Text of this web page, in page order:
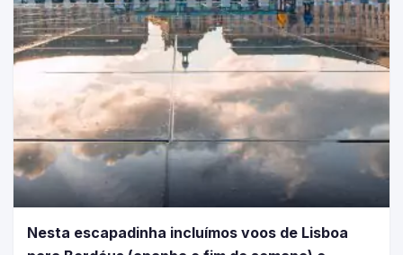
Nesta escapadinha incluímos voos de Lisboa